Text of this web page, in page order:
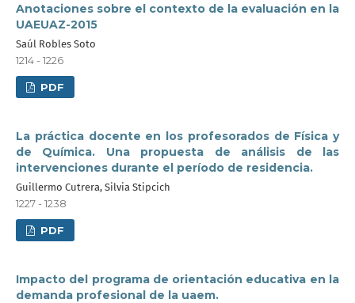
Anotaciones sobre el contexto de la evaluación en la
UAEUAZ-2015
Saúl Robles Soto
1214 - 1226
PDF
La práctica docente en los profesorados de Física y
de Química. Una propuesta de análisis de las
intervenciones durante el período de residencia.
Guillermo Cutrera, Silvia Stipcich
1227 - 1238
PDF
Impacto del programa de orientación educativa en la
demanda profesional de la uaem.